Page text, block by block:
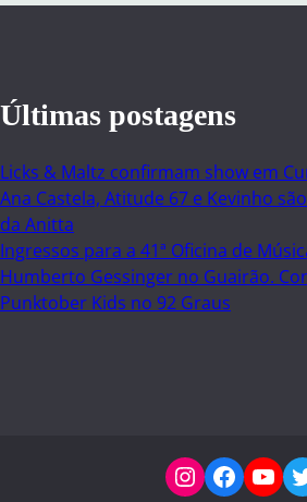
Últimas postagens
Licks & Maltz confirmam show em
Ana Castela, Atitude 67 e Kevinho
da Anitta
Ingressos para a 41ª Oficina de
Humberto Gessinger no Guairão.
Punktober Kids no 92 Graus
Instagram